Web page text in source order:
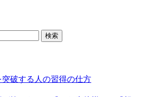
突破する人の習得の仕方